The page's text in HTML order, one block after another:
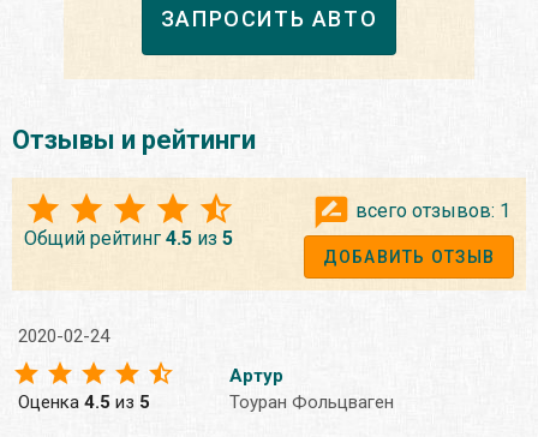
ЗАПРОСИТЬ АВТО
Отзывы и рейтинги
Общий рейтинг 4.5 из 5
всего отзывов: 1
ДОБАВИТЬ ОТЗЫВ
2020-02-24
Оценка 4.5 из 5
Артур
Тоуран Фольцваген